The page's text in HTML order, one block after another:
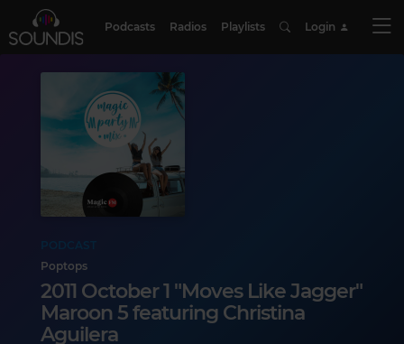
Podcasts Radios Playlists Login
Poptops
2011 October 1 "Moves Like Jagger"
Maroon 5 featuring Christina
Aguilera